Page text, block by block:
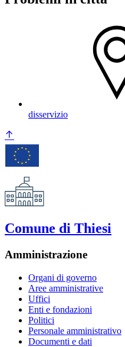
disservizio
Comune di Thiesi
Amministrazione
Organi di governo
Aree amministrative
Uffici
Enti e fondazioni
Politici
Personale amministrativo
Documenti e dati